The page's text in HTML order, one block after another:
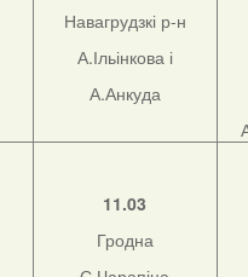
Навагрудзкі р-н
А.Ільінкова і
А.Анкуда
11.03
Гродна